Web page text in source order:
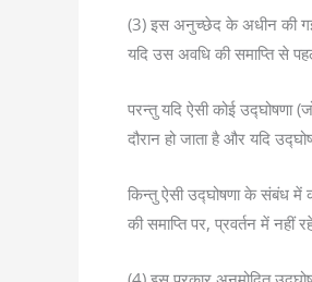
(3) इस अनुच्छेद के अधीन की गई
यदि उस अवधि की समाप्ति से
परन्तु यदि ऐसी कोई उद्घोषणा
दौरान हो जाता है और यदि
किन्तु ऐसी उद्घोषणा के संबंध में
की समाप्ति पर, प्रवर्तन में नहीं